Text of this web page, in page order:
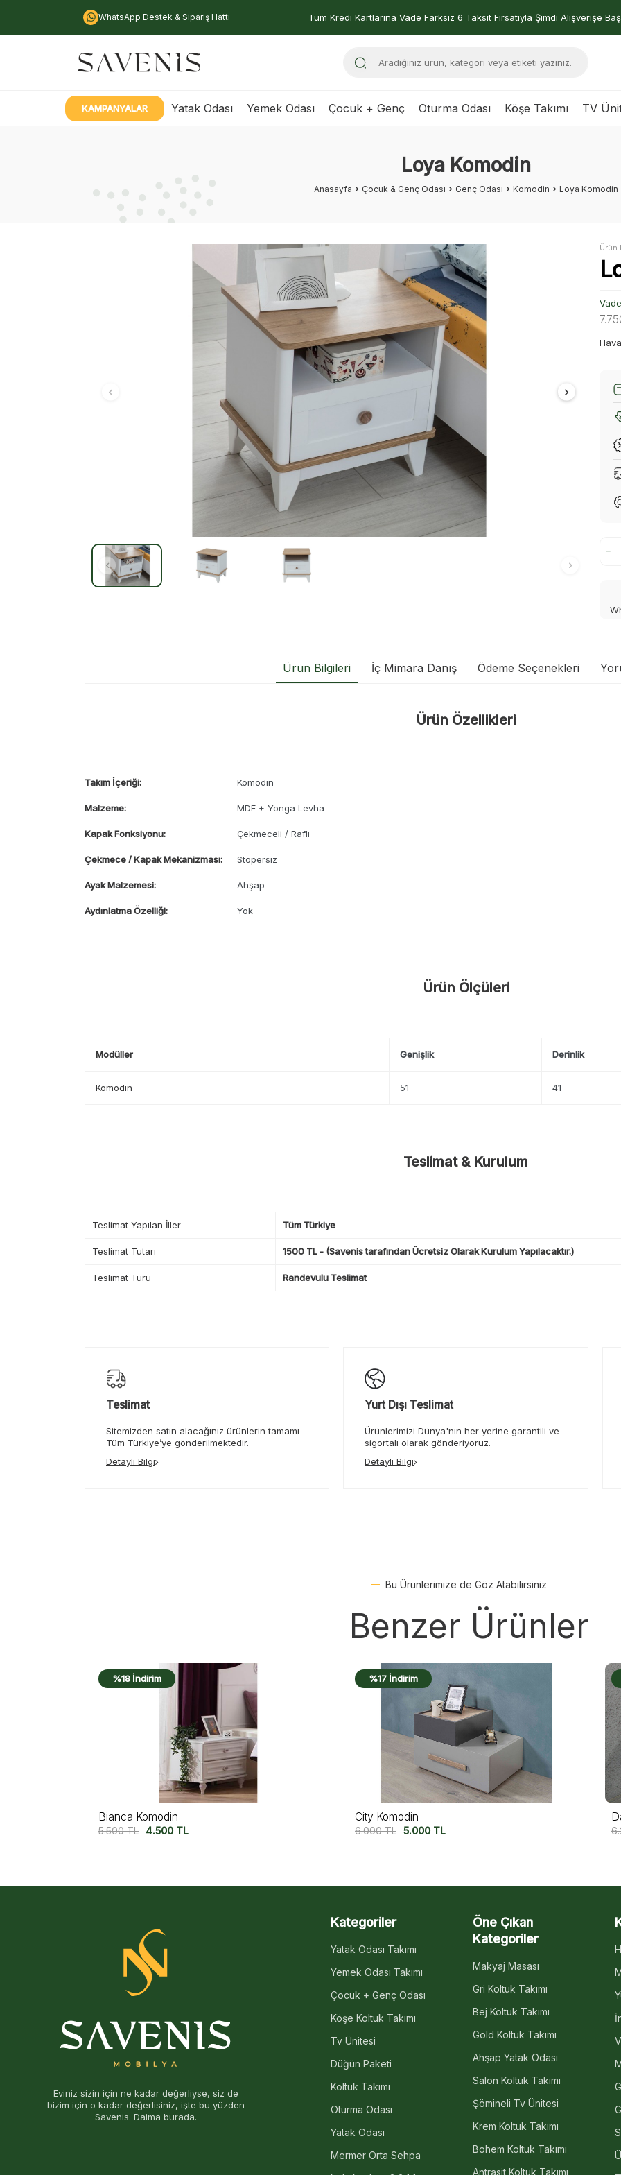
WhatsApp Destek & Sipariş Hattı Tüm Kredi Kartlarına Vade Farksız 6 Taksit Fırsatıyla Şimdi Alışverişe
KAMPANYALAR Yatak Odası Yemek Odası Çocuk + Genç Oturma Odası Köşe Takımı TV
Loya Komodin
Anasayfa Çocuk & Genç Odası Genç Odası Komodin Loya Komodin
Ürün
Ürün Bilgileri İç Mimara Danış Ödeme Seçenekleri
Ürün Özellikleri
Takım İçeriği: Komodin
Malzeme: MDF + Yonga Levha
Kapak Fonksiyonu: Çekmeceli / Raflı
Çekmece / Kapak Mekanizması: Stopersiz
Ayak Malzemesi: Ahşap
Aydınlatma Özelliği: Yok
Ürün Ölçüleri
Modüller Genişlik Derinlik
Komodin 51 41
Teslimat & Kurulum
Teslimat Yapılan İller Tüm Türkiye
Teslimat Tutarı 1500 TL - (Savenis tarafından Ücretsiz Olarak Kurulum Yapılacaktır.)
Teslimat Türü Randevulu Teslimat
Teslimat
Sitemizden satın alacağınız ürünlerin tamamı
Tüm Türkiye’ye gönderilmektedir.
Detaylı Bilgi
Yurt Dışı Teslimat
Ürünlerimizi Dünya'nın her yerine garantili ve
sigortalı olarak gönderiyoruz.
Detaylı Bilgi
Bu Ürünlerimize de Göz Atabilirsiniz
Benzer Ürünler
%17 İndirim
City Komodin
6.000TL 5.000 TL
%12 İndirim
Dark Point Komodin
6.250TL 5.500TL
Eviniz sizin için ne kadar değerliyse, siz de
bizim için o kadar değerlisiniz, işte bu yüzden
Savenis. Daima burada.
Kategoriler
Yatak Odası Takımı
Yemek Odası Takımı
Çocuk + Genç Odası
Köşe Koltuk Takımı
Tv Ünitesi
Düğün Paketi
Koltuk Takımı
Oturma Odası
Yatak Odası
Mermer Orta Sehpa
Öne Çıkan
Kategoriler
Makyaj Masası
Gri Koltuk Takımı
Bej Koltuk Takımı
Gold Koltuk Takımı
Ahşap Yatak Odası
Salon Koltuk Takımı
Şömineli Tv Ünitesi
Krem Koltuk Takımı
Bohem Koltuk Takımı
Antrasit Koltuk Takımı